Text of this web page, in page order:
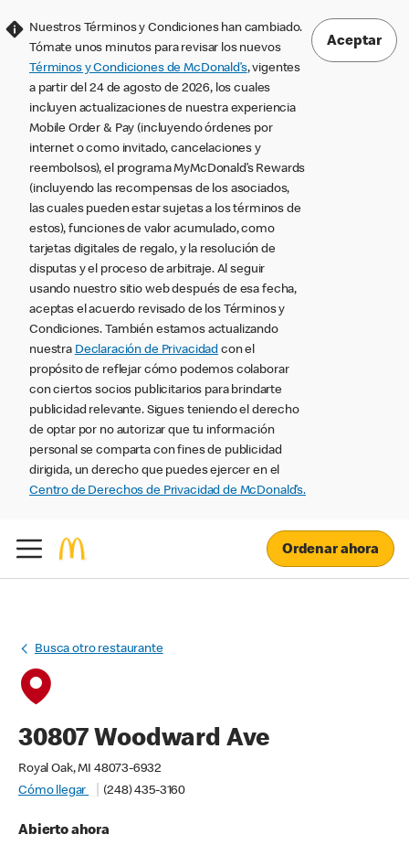
Nuestros Términos y Condiciones han cambiado.
Tómate unos minutos para revisar los nuevos
Términos y Condiciones de McDonald’s, vigentes
a partir del 24 de agosto de 2026, los cuales
incluyen actualizaciones de nuestra experiencia
Mobile Order & Pay (incluyendo órdenes por
internet o como invitado, cancelaciones y
reembolsos), el programa MyMcDonald’s Rewards
(incluyendo las recompensas de los asociados,
las cuales pueden estar sujetas a los términos de
estos), funciones de valor acumulado, como
tarjetas digitales de regalo, y la resolución de
disputas y el proceso de arbitraje. Al seguir
usando nuestro sitio web después de esa fecha,
aceptas el acuerdo revisado de los Términos y
Condiciones. También estamos actualizando
nuestra Declaración de Privacidad con el
propósito de reflejar cómo podemos colaborar
con ciertos socios publicitarios para brindarte
publicidad relevante. Sigues teniendo el derecho
de optar por no autorizar que tu información
personal se comparta con fines de publicidad
dirigida, un derecho que puedes ejercer en el
Centro de Derechos de Privacidad de McDonald’s.
Aceptar
Ordenar ahora
Busca otro restaurante
30807 Woodward Ave
Royal Oak, MI 48073-6932
Cómo llegar
(248) 435-3160
Abierto ahora